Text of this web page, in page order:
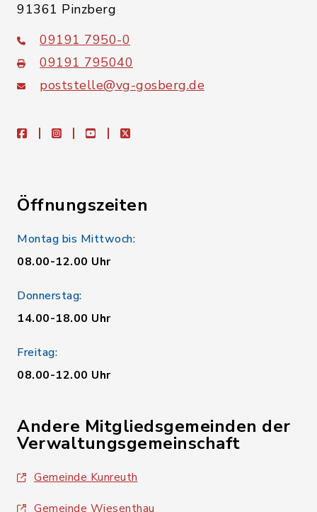
91361 Pinzberg
09191 7950-0
09191 795040
poststelle@vg-gosberg.de
facebookinstagramyoutubeX
Öffnungszeiten
Montag bis Mittwoch:
08.00-12.00 Uhr
Donnerstag:
14.00-18.00 Uhr
Freitag:
08.00-12.00 Uhr
Andere Mitgliedsgemeinden der
Verwaltungsgemeinschaft
Gemeinde Kunreuth
Gemeinde Wiesenthau